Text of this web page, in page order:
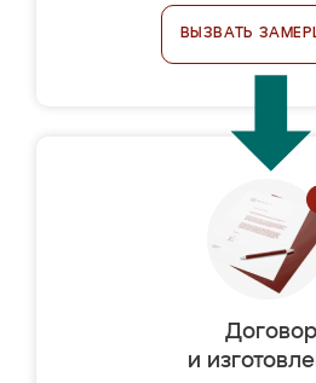
ВЫЗВАТЬ
Договор
и